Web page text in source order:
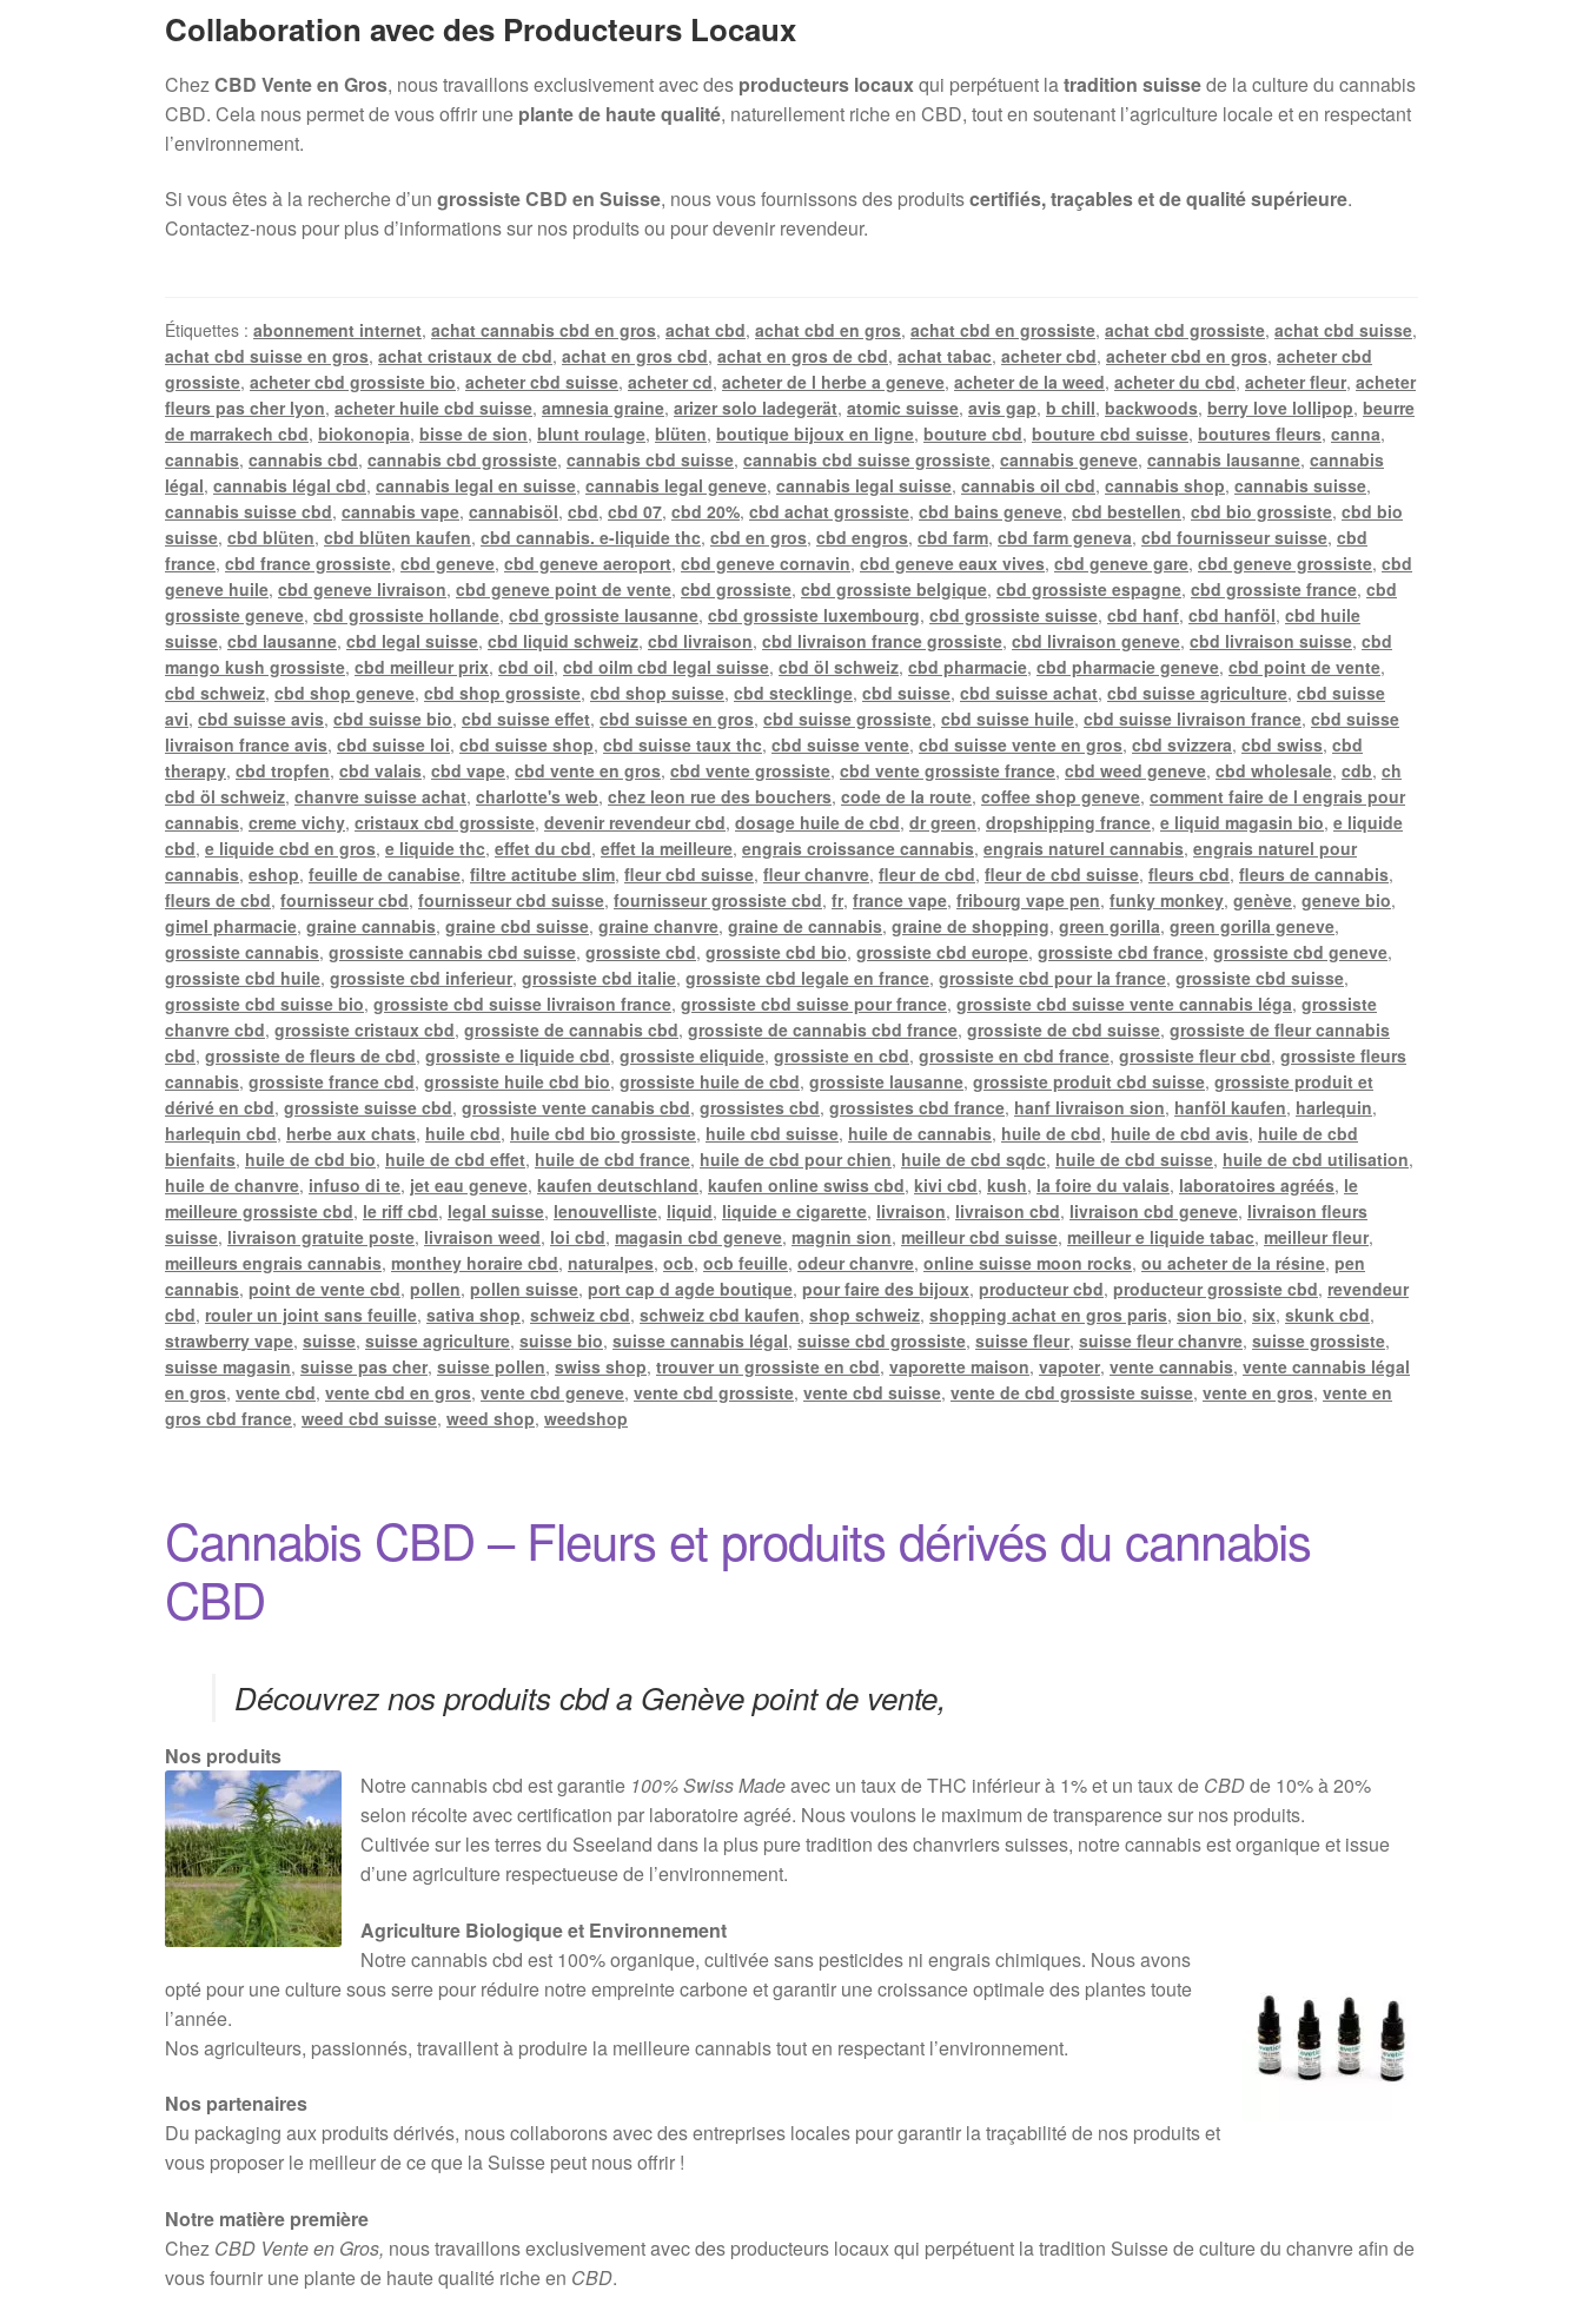
Collaboration avec des Producteurs Locaux
ChezCBD Vente en Gros, nous travaillons exclusivement avec des producteurs locauxqui perpétuent latradition suissede la culture du cannabis
CBD. Cela nous permet de vous offrir une plante de haute qualité, naturellement riche en CBD, tout en soutenant l’agriculture locale et en respectant
l’environnement.
Si vous êtes à la recherche d’ungrossiste CBD en Suisse, nous vous fournissons des produitscertifiés, traçables et de qualité supérieure.
Contactez-nous pour plus d’informations sur nos produits ou pour devenir revendeur.
Étiquettes :abonnement internet,achat cannabis cbd en gros,achat cbd,achat cbd en gros,achat cbd en grossiste,achat cbd grossiste,achat cbd suisse,
achat cbd suisse en gros,achat cristaux de cbd,achat en gros cbd,achat en gros de cbd,achat tabac,acheter cbd,acheter cbd en gros,acheter cbd
grossiste,acheter cbd grossiste bio,acheter cbd suisse,acheter cd,acheter de l herbe a geneve,acheter de la weed,acheter du cbd,acheter fleur,acheter
fleurs pas cher lyon,acheter huile cbd suisse,amnesia graine,arizer solo ladegerät,atomic suisse,avis gap,b chill,backwoods,berry love lollipop,beurre
de marrakech cbd,biokonopia,bisse de sion,blunt roulage,blüten,boutique bijoux en ligne,bouture cbd,bouture cbd suisse,boutures fleurs,canna,
cannabis,cannabis cbd,cannabis cbd grossiste,cannabis cbd suisse,cannabis cbd suisse grossiste,cannabis geneve,cannabis lausanne,cannabis
légal,cannabis légal cbd,cannabis legal en suisse,cannabis legal geneve,cannabis legal suisse,cannabis oil cbd,cannabis shop,cannabis suisse,
cannabis suisse cbd,cannabis vape,cannabisöl,cbd,cbd 07,cbd 20%,cbd achat grossiste,cbd bains geneve,cbd bestellen,cbd bio grossiste,cbd bio
suisse,cbd blüten,cbd blüten kaufen,cbd cannabis. e-liquide thc,cbd en gros,cbd engros,cbd farm,cbd farm geneva,cbd fournisseur suisse,cbd
france,cbd france grossiste,cbd geneve,cbd geneve aeroport,cbd geneve cornavin,cbd geneve eaux vives,cbd geneve gare,cbd geneve grossiste,cbd
geneve huile,cbd geneve livraison,cbd geneve point de vente,cbd grossiste,cbd grossiste belgique,cbd grossiste espagne,cbd grossiste france,cbd
grossiste geneve,cbd grossiste hollande,cbd grossiste lausanne,cbd grossiste luxembourg,cbd grossiste suisse,cbd hanf,cbd hanföl,cbd huile
suisse,cbd lausanne,cbd legal suisse,cbd liquid schweiz,cbd livraison,cbd livraison france grossiste,cbd livraison geneve,cbd livraison suisse,cbd
mango kush grossiste,cbd meilleur prix,cbd oil,cbd oilm cbd legal suisse,cbd öl schweiz,cbd pharmacie,cbd pharmacie geneve,cbd point de vente,
cbd schweiz,cbd shop geneve,cbd shop grossiste,cbd shop suisse,cbd stecklinge,cbd suisse,cbd suisse achat,cbd suisse agriculture,cbd suisse
avi,cbd suisse avis,cbd suisse bio,cbd suisse effet,cbd suisse en gros,cbd suisse grossiste,cbd suisse huile,cbd suisse livraison france,cbd suisse
livraison france avis,cbd suisse loi,cbd suisse shop,cbd suisse taux thc,cbd suisse vente,cbd suisse vente en gros,cbd svizzera,cbd swiss,cbd
therapy,cbd tropfen,cbd valais,cbd vape,cbd vente en gros,cbd vente grossiste,cbd vente grossiste france,cbd weed geneve,cbd wholesale,cdb,ch
cbd öl schweiz,chanvre suisse achat,charlotte's web,chez leon rue des bouchers,code de la route,coffee shop geneve,comment faire de l engrais pour
cannabis,creme vichy,cristaux cbd grossiste,devenir revendeur cbd,dosage huile de cbd,dr green,dropshipping france,e liquid magasin bio,e liquide
cbd,e liquide cbd en gros,e liquide thc,effet du cbd,effet la meilleure,engrais croissance cannabis,engrais naturel cannabis,engrais naturel pour
cannabis,eshop,feuille de canabise,filtre actitube slim,fleur cbd suisse,fleur chanvre,fleur de cbd,fleur de cbd suisse,fleurs cbd,fleurs de cannabis,
fleurs de cbd,fournisseur cbd,fournisseur cbd suisse,fournisseur grossiste cbd,fr,france vape,fribourg vape pen,funky monkey,genève,geneve bio,
gimel pharmacie,graine cannabis,graine cbd suisse,graine chanvre,graine de cannabis,graine de shopping,green gorilla,green gorilla geneve,
grossiste cannabis,grossiste cannabis cbd suisse,grossiste cbd,grossiste cbd bio,grossiste cbd europe,grossiste cbd france,grossiste cbd geneve,
grossiste cbd huile,grossiste cbd inferieur,grossiste cbd italie,grossiste cbd legale en france,grossiste cbd pour la france,grossiste cbd suisse,
grossiste cbd suisse bio,grossiste cbd suisse livraison france,grossiste cbd suisse pour france,grossiste cbd suisse vente cannabis léga,grossiste
chanvre cbd,grossiste cristaux cbd,grossiste de cannabis cbd,grossiste de cannabis cbd france,grossiste de cbd suisse,grossiste de fleur cannabis
cbd,grossiste de fleurs de cbd,grossiste e liquide cbd,grossiste eliquide,grossiste en cbd,grossiste en cbd france,grossiste fleur cbd,grossiste fleurs
cannabis,grossiste france cbd,grossiste huile cbd bio,grossiste huile de cbd,grossiste lausanne,grossiste produit cbd suisse,grossiste produit et
dérivé en cbd,grossiste suisse cbd,grossiste vente canabis cbd,grossistes cbd,grossistes cbd france, hanf livraison sion, hanföl kaufen, harlequin,
harlequin cbd, herbe aux chats, huile cbd, huile cbd bio grossiste, huile cbd suisse, huile de cannabis, huile de cbd, huile de cbd avis, huile de cbd
bienfaits, huile de cbd bio, huile de cbd effet, huile de cbd france, huile de cbd pour chien, huile de cbd sqdc, huile de cbd suisse, huile de cbd utilisation,
huile de chanvre, infuso di te, jet eau geneve,kaufen deutschland,kaufen online swiss cbd,kivi cbd,kush, la foire du valais, laboratoires agréés, le
meilleure grossiste cbd, le riff cbd, legal suisse, lenouvelliste, liquid, liquide e cigarette, livraison, livraison cbd, livraison cbd geneve, livraison fleurs
suisse, livraison gratuite poste, livraison weed, loi cbd,magasin cbd geneve,magnin sion,meilleur cbd suisse,meilleur e liquide tabac,meilleur fleur,
meilleurs engrais cannabis,monthey horaire cbd, naturalpes,ocb,ocb feuille,odeur chanvre,online suisse moon rocks,ou acheter de la résine,pen
cannabis,point de vente cbd,pollen,pollen suisse,port cap d agde boutique,pour faire des bijoux,producteur cbd,producteur grossiste cbd, revendeur
cbd, rouler un joint sans feuille,sativa shop,schweiz cbd,schweiz cbd kaufen,shop schweiz,shopping achat en gros paris,sion bio,six,skunk cbd,
strawberry vape,suisse,suisse agriculture,suisse bio,suisse cannabis légal,suisse cbd grossiste,suisse fleur,suisse fleur chanvre,suisse grossiste,
suisse magasin,suisse pas cher,suisse pollen,swiss shop,trouver un grossiste en cbd,vaporette maison,vapoter,vente cannabis,vente cannabis légal
en gros,vente cbd,vente cbd en gros,vente cbd geneve,vente cbd grossiste,vente cbd suisse,vente de cbd grossiste suisse,vente en gros,vente en
gros cbd france,weed cbd suisse,weed shop,weedshop
Cannabis CBD – Fleurs et produits dérivés du cannabis
CBD
Découvrez nos produits cbd a Genève point de vente,
Nos produits
Notre cannabis cbd est garantie 100% Swiss Madeavec un taux de THC inférieur à 1% et un taux de CBDde 10% à 20%
selon récolte avec certification par laboratoire agréé. Nous voulons le maximum de transparence sur nos produits.
Cultivée sur les terres du Sseeland dans la plus pure tradition des chanvriers suisses, notre cannabis est organique et issue
d’une agriculture respectueuse de l’environnement.
Agriculture Biologique et Environnement
Notre cannabis cbd est 100% organique, cultivée sans pesticides ni engrais chimiques. Nous avons
opté pour une culture sous serre pour réduire notre empreinte carbone et garantir une croissance optimale des plantes toute
l’année.
Nos agriculteurs, passionnés, travaillent à produire la meilleure cannabis tout en respectant l’environnement.
Nos partenaires
Du packaging aux produits dérivés, nous collaborons avec des entreprises locales pour garantir la traçabilité de nos produits et
vous proposer le meilleur de ce que la Suisse peut nous offrir !
Notre matière première
Chez CBD Vente en Gros, nous travaillons exclusivement avec des producteurs locaux qui perpétuent la tradition Suisse de culture du chanvre afin de
vous fournir une plante de haute qualité riche en CBD.